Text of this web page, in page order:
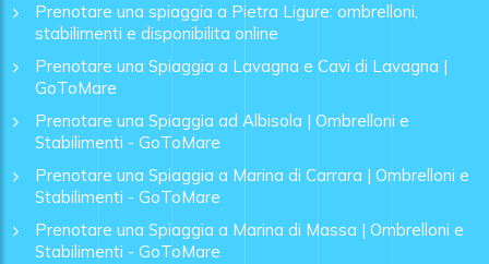
Prenotare una spiaggia a Pietra Ligure: ombrelloni,
stabilimenti e disponibilita online
Prenotare una Spiaggia a Lavagna e Cavi di Lavagna |
GoToMare
Prenotare una Spiaggia ad Albisola | Ombrelloni e
Stabilimenti - GoToMare
Prenotare una Spiaggia a Marina di Carrara | Ombrelloni e
Stabilimenti - GoToMare
Prenotare una Spiaggia a Marina di Massa | Ombrelloni e
Stabilimenti - GoToMare